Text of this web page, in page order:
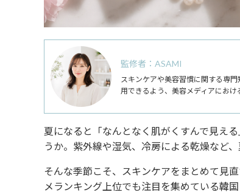
監修者：ASAMI
スキンケアや美容習慣に関する専
用できるよう、美容メディアにお
夏になると「なんとなく肌がくすんで見え
うか。紫外線や湿気、冷房による乾燥など
そんな季節こそ、スキンケアをまとめて見
メランキング上位でも注目を集めている韓